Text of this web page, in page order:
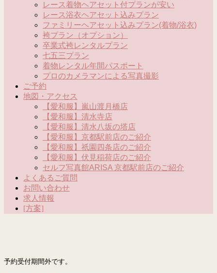
レース着物ヘアセット付プランが安い
レース浴衣ヘアセット込みプラン
ファミリーヘアセット込みプラン(着物/浴衣)
袴プラン（オプション）
卒業式袴レンタルプラン
七五三プラン
着物レンタル年間パスポート
プロのカメラマンによる写真撮影
ご予約
地図・アクセス
【愛和服】嵐山渡月橋店
【愛和服】清水寺店
【愛和服】清水八坂の塔店
【愛和服】京都駅前店のご紹介
【愛和服】祇園四条店のご紹介
【愛和服】伏見稲荷店のご紹介
セルフ写真館ARISA 京都駅前店のご紹介
よくあるご質問
お問い合わせ
求人情報
[方案]
予約受付期間外です。